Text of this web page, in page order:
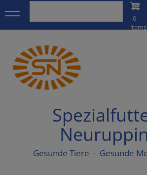
zum
0
items
Neuruppin
Gesunde Tiere - Gesunde